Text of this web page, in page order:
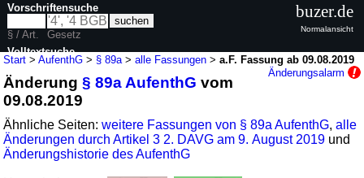
Start >AufenthG > § 89a >alle Fassungen >a.F. Fassung ab 09.08.2019
Änderungsalarm
Änderung§ 89a AufenthG vom
09.08.2019
Ähnliche Seiten:weitere Fassungen von § 89a AufenthG,alle
Änderungen durch Artikel 3 2. DAVG am 9. August 2019 und
Änderungshistorie des AufenthG
Vorschriftensuche
§ / Art.
Gesetz
Volltextsuche
nur in AufenthG
buzer.de
Normalansicht